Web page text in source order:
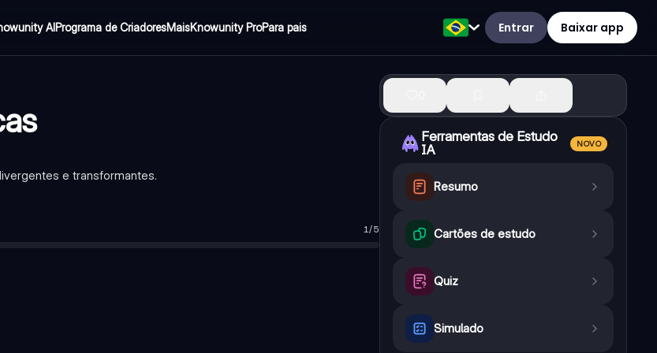
AIPrograma de CriadoresMaisKnowunity ProPara pais Entrar Baixar app
e transformantes.
1/5
a outra?
Ferramentas de Estudo
IA
NOVO
Resumo
Cartões de estudo
Quiz
Simulado